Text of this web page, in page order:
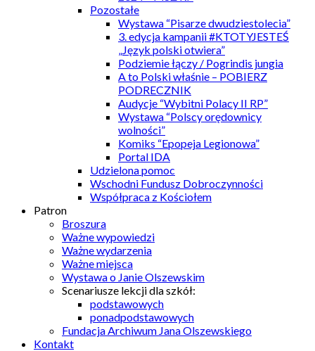
Pozostałe
Wystawa “Pisarze dwudziestolecia”
3. edycja kampanii #KTOTYJESTEŚ
„Język polski otwiera”
Podziemie łączy / Pogrindis jungia
A to Polski właśnie – POBIERZ
PODRECZNIK
Audycje “Wybitni Polacy II RP”
Wystawa “Polscy orędownicy
wolności”
Komiks “Epopeja Legionowa”
Portal IDA
Udzielona pomoc
Wschodni Fundusz Dobroczynności
Współpraca z Kościołem
Patron
Broszura
Ważne wypowiedzi
Ważne wydarzenia
Ważne miejsca
Wystawa o Janie Olszewskim
Scenariusze lekcji dla szkół:
podstawowych
ponadpodstawowych
Fundacja Archiwum Jana Olszewskiego
Kontakt